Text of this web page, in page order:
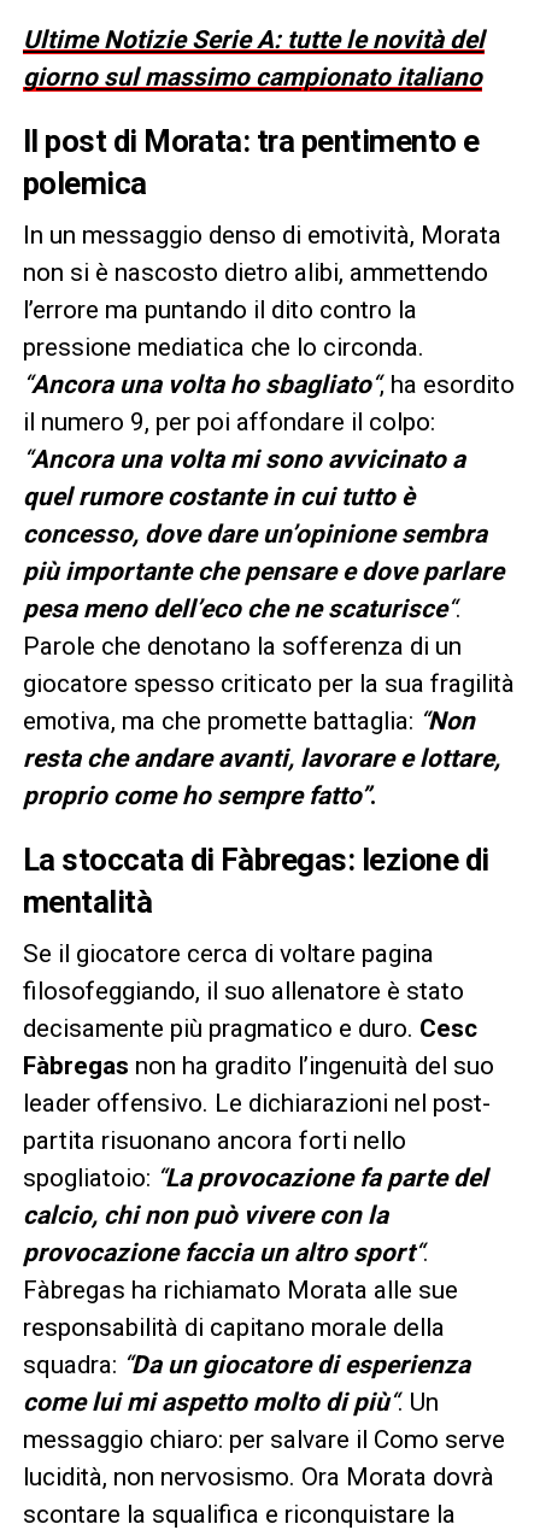
Ultime Notizie Serie A: tutte le novità del
giorno sul massimo campionato italiano
Il post di Morata: tra pentimento e
polemica
In un messaggio denso di emotività, Morata
non si è nascosto dietro alibi, ammettendo
l’errore ma puntando il dito contro la
pressione mediatica che lo circonda.
“Ancora una volta ho sbagliato“, ha esordito
il numero 9, per poi affondare il colpo:
“Ancora una volta mi sono avvicinato a
quel rumore costante in cui tutto è
concesso, dove dare un’opinione sembra
più importante che pensare e dove parlare
pesa meno dell’eco che ne scaturisce“.
Parole che denotano la sofferenza di un
giocatore spesso criticato per la sua fragilità
emotiva, ma che promette battaglia: “Non
resta che andare avanti, lavorare e lottare,
proprio come ho sempre fatto”.
La stoccata di Fàbregas: lezione di
mentalità
Se il giocatore cerca di voltare pagina
filosofeggiando, il suo allenatore è stato
decisamente più pragmatico e duro. Cesc
Fàbregas non ha gradito l’ingenuità del suo
leader offensivo. Le dichiarazioni nel post-
partita risuonano ancora forti nello
spogliatoio: “La provocazione fa parte del
calcio, chi non può vivere con la
provocazione faccia un altro sport“.
Fàbregas ha richiamato Morata alle sue
responsabilità di capitano morale della
squadra: “Da un giocatore di esperienza
come lui mi aspetto molto di più“. Un
messaggio chiaro: per salvare il Como serve
lucidità, non nervosismo. Ora Morata dovrà
scontare la squalifica e riconquistare la